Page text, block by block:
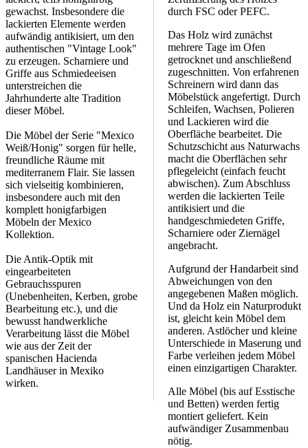
gewachst. Insbesondere die
lackierten Elemente werden
aufwändig antikisiert, um den
authentischen "Vintage Look"
zu erzeugen. Scharniere und
Griffe aus Schmiedeeisen
unterstreichen die
Jahrhunderte alte Tradition
dieser Möbel.
Die Möbel der Serie "Mexico
Weiß/Honig" sorgen für helle,
freundliche Räume mit
mediterranem Flair. Sie lassen
sich vielseitig kombinieren,
insbesondere auch mit den
komplett honigfarbigen
Möbeln der Mexico
Kollektion.
Die Antik-Optik mit
eingearbeiteten
Gebrauchsspuren
(Unebenheiten, Kerben, grobe
Bearbeitung etc.), und die
bewusst handwerkliche
Verarbeitung lässt die Möbel
wie aus der Zeit der
spanischen Hacienda
Landhäuser in Mexiko
wirken.
durch FSC oder PEFC.
Das Holz wird zunächst
mehrere Tage im Ofen
getrocknet und anschließend
zugeschnitten. Von erfahrenen
Schreinern wird dann das
Möbelstück angefertigt. Durch
Schleifen, Wachsen, Polieren
und Lackieren wird die
Oberfläche bearbeitet. Die
Schutzschicht aus Naturwachs
macht die Oberflächen sehr
pflegeleicht (einfach feucht
abwischen). Zum Abschluss
werden die lackierten Teile
antikisiert und die
handgeschmiedeten Griffe,
Scharniere oder Ziernägel
angebracht.
Aufgrund der Handarbeit sind
Abweichungen von den
angegebenen Maßen möglich.
Und da Holz ein Naturprodukt
ist, gleicht kein Möbel dem
anderen. Astlöcher und kleine
Unterschiede in Maserung und
Farbe verleihen jedem Möbel
einen einzigartigen Charakter.
Alle Möbel (bis auf Esstische
und Betten) werden fertig
montiert geliefert. Kein
aufwändiger Zusammenbau
nötig.